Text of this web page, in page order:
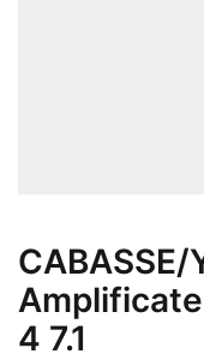
CABASSE/
4 7.1